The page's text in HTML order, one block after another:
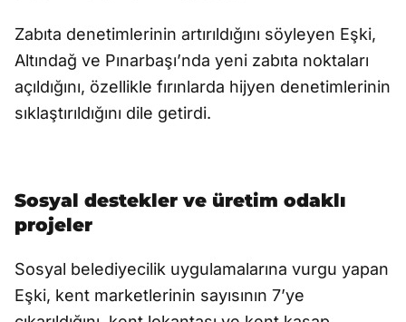
Zabıta denetimlerinin artırıldığını söyleyen Eşki,
Altındağ ve Pınarbaşı’nda yeni zabıta noktaları
açıldığını, özellikle fırınlarda hijyen denetimlerinin
sıklaştırıldığını dile getirdi.
Sosyal destekler ve üretim odaklı
projeler
Sosyal belediyecilik uygulamalarına vurgu yapan
Eşki, kent marketlerinin sayısının 7’ye